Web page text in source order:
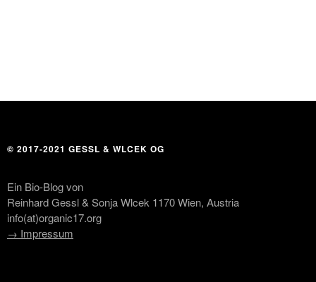
© 2017-2021 GESSL & WLCEK OG
Ein Bio-Blog von
Reinhard Gessl & Sonja Wlcek 1170 Wien, Austria
info(at)organic17.org
→ Impressum